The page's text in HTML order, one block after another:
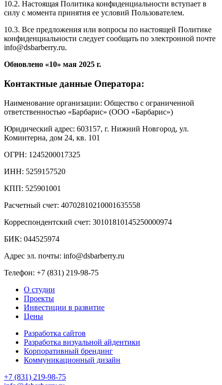
10.2. Настоящая Политика конфиденциальности вступает в
силу с момента принятия ее условий Пользователем.
10.3. Все предложения или вопросы по настоящей Политике
конфиденциальности следует сообщать по электронной почте
info@dsbarberry.ru.
Обновлено «10» мая 2025 г.
Контактные данные Оператора:
Наименование организации: Общество с ограниченной
ответственностью «Барбарис» (ООО «Барбарис»)
Юридический адрес: 603157, г. Нижний Новгород, ул.
Коминтерна, дом 24, кв. 101
ОГРН: 1245200017325
ИНН: 5259157520
КПП: 525901001
Расчетный счет: 40702810210001635558
Корреспондентский счет: 30101810145250000974
БИК: 044525974
Адрес эл. почты: info@dsbarberry.ru
Телефон: +7 (831) 219-98-75
О студии
Проекты
Инвестиции в развитие
Цены
Разработка сайтов
Разработка визуальной айдентики
Корпоративный брендинг
Коммуникационный дизайн
+7 (831) 219-98-75